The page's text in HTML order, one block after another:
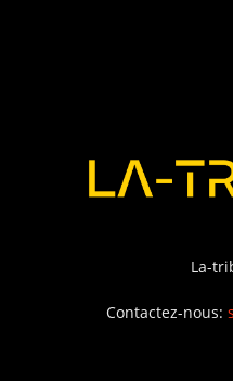
La-
Contactez-nous: